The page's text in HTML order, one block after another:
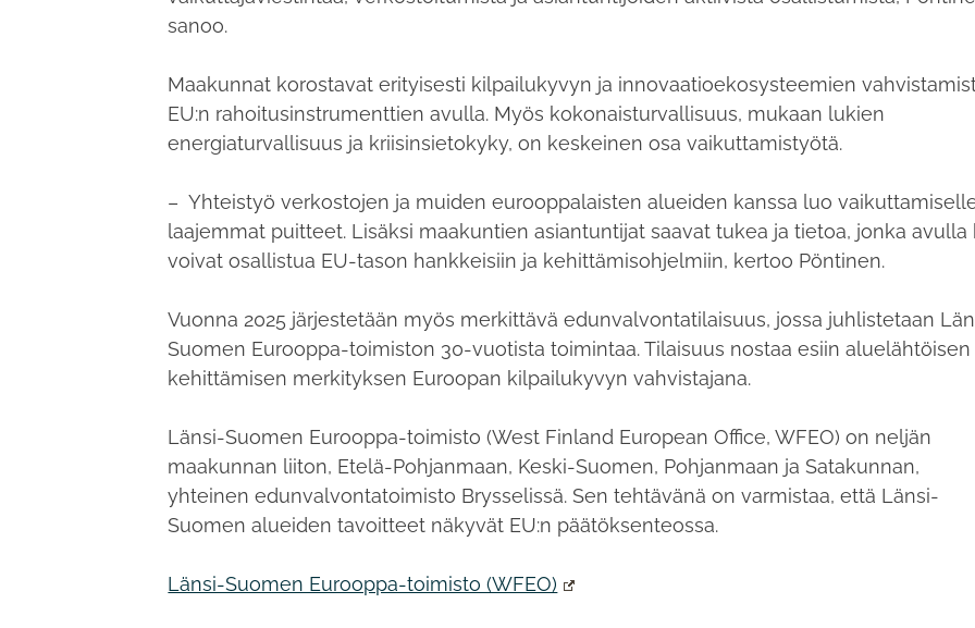
sanoo.
Maakunnat korostavat erityisesti kilpailukyvyn ja innovaatioekosysteemien
EU:n rahoitusinstrumenttien avulla. Myös kokonaisturvallisuus, mukaan lukien
energiaturvallisuus ja kriisinsietokyky, on keskeinen osa vaikuttamistyötä.
– Yhteistyö verkostojen ja muiden eurooppalaisten alueiden kanssa luo
laajemmat puitteet. Lisäksi maakuntien asiantuntijat saavat tukea ja tietoa, jonka avulla
voivat osallistua EU-tason hankkeisiin ja kehittämisohjelmiin, kertoo Pöntinen.
Vuonna 2025 järjestetään myös merkittävä edunvalvontatilaisuus, jossa juhlistetaan
Suomen Eurooppa-toimiston 30-vuotista toimintaa. Tilaisuus nostaa esiin aluelähtöisen
kehittämisen merkityksen Euroopan kilpailukyvyn vahvistajana.
Länsi-Suomen Eurooppa-toimisto (West Finland European Office, WFEO) on neljän
maakunnan liiton, Etelä-Pohjanmaan, Keski-Suomen, Pohjanmaan ja Satakunnan,
yhteinen edunvalvontatoimisto Brysselissä. Sen tehtävänä on varmistaa, että Länsi-
Suomen alueiden tavoitteet näkyvät EU:n päätöksenteossa.
Länsi-Suomen Eurooppa-toimisto (WFEO)